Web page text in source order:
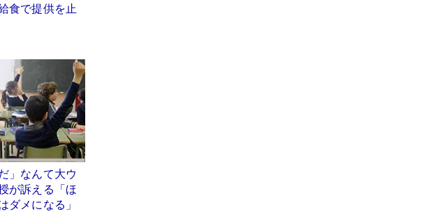
食で提供を止
」なんて大ウ
が訴える「ほ
ダメになる」